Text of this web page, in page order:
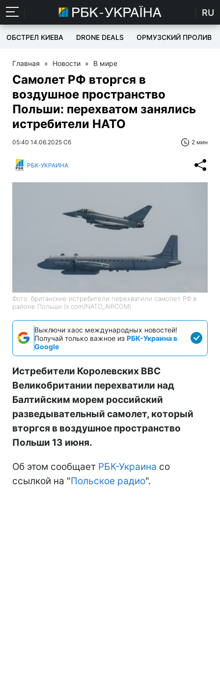
RU
ОБСТРЕЛ КИЕВА DRONE DEALS ОРМУЗСКИЙ ПРОЛИВ
Главная » Новости » В мире
Самолет РФ вторгся в
воздушное пространство
Польши: перехватом занялись
истребители НАТО
05:40 14.06.2025 Сб 2 мин
РБК-УКРАИНА
Фото: британские истребители перехватили самолет РФ в
районе Польши (x.com/NATO_AIRCOM)
Выключи хаос международных новостей!
Получай только важное из РБК-Украина в
Google
Истребители Королевских ВВС
Великобритании перехватили над
Балтийским морем российский
разведывательный самолет, который
вторгся в воздушное пространство
Польши 13 июня.
Об этом сообщает РБК-Украина со
ссылкой на "Польское радио".